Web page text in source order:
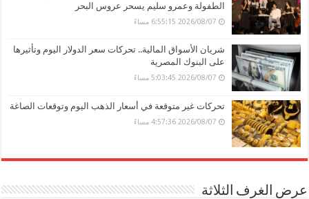
الطفولة وعمرو سليم يسحر عروس البحر
2026/08/07 6:55:15 مساءً
شريان الأسواق المالية.. تحركات سعر الدولار اليوم وتأثيرها
على البنوك المصرية
2026/08/07 5:03:45 مساءً
تحركات غير متوقعة في أسعار الذهب اليوم وتوقعات الصاغة
2026/08/07 4:57:36 مساءً
عرض الغرف الثلاثة